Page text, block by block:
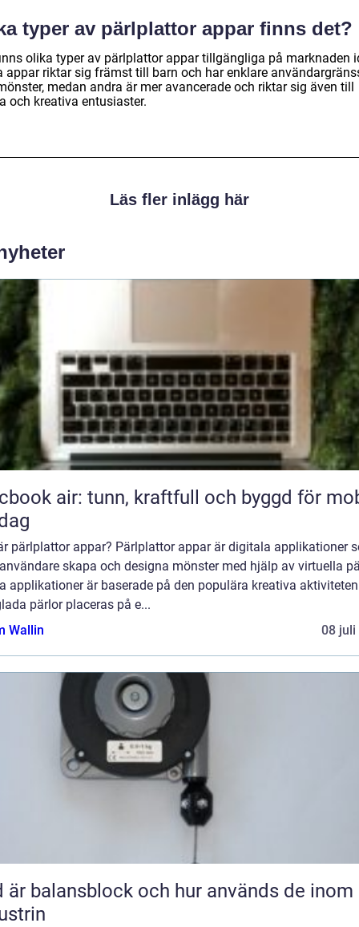
typer av pärlplattor appar finns det?
olika typer av pärlplattor appar tillgängliga på marknaden
appar riktar sig främst till barn och har enklare
medan andra är mer avancerade och riktar sig även till
och kreativa entusiaster.
Läs fler inlägg här
air: tunn, kraftfull och byggd för
pärlplattor appar? Pärlplattor appar är digitala applikationer
skapa och designa mönster med hjälp av virtuella
applikationer är baserade på den populära kreativa
pärlor placeras på e...
Wallin
08 juli
är balansblock och hur används de inom